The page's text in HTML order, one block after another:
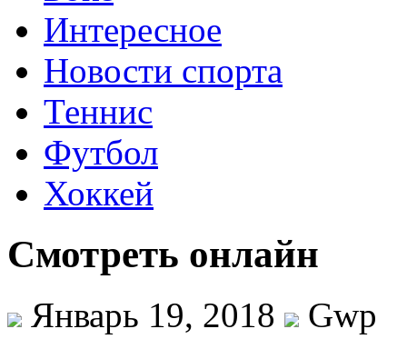
Интересное
Новости спорта
Теннис
Футбол
Хоккей
Cмотреть онлайн
Январь 19, 2018
Gwp